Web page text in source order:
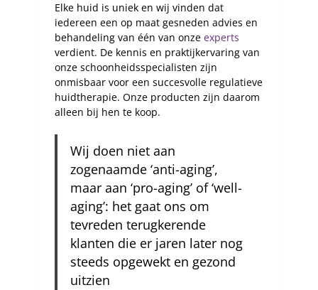
Elke huid is uniek en wij vinden dat
iedereen een op maat gesneden advies en
behandeling van één van onze experts
verdient. De kennis en praktijkervaring van
onze schoonheidsspecialisten zijn
onmisbaar voor een succesvolle regulatieve
huidtherapie. Onze producten zijn daarom
alleen bij hen te koop.
Wij doen niet aan
zogenaamde ‘anti-aging’,
maar aan ‘pro-aging’ of ‘well-
aging’: het gaat ons om
tevreden terugkerende
klanten die er jaren later nog
steeds opgewekt en gezond
uitzien